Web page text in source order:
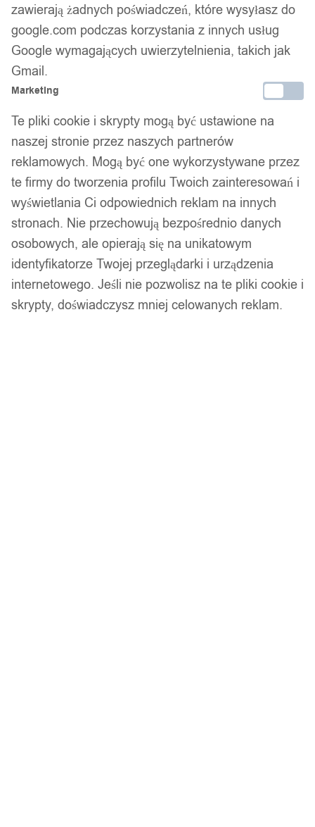
Brak w magazynie
Zamówienia złożone do 14:00 w dni robocze wysyłamy tego
samego dnia.
Bezpieczne płatności
14 dni na zwrot
Gwarancja producenta
zawierają żadnych poświadczeń, które wysyłasz do
google.com podczas korzystania z innych usług
Google wymagających uwierzytelnienia, takich jak
Gmail.
Marketing
Te pliki cookie i skrypty mogą być ustawione na
naszej stronie przez naszych partnerów
reklamowych. Mogą być one wykorzystywane przez
te firmy do tworzenia profilu Twoich zainteresowań i
wyświetlania Ci odpowiednich reklam na innych
stronach. Nie przechowują bezpośrednio danych
osobowych, ale opierają się na unikatowym
identyfikatorze Twojej przeglądarki i urządzenia
internetowego. Jeśli nie pozwolisz na te pliki cookie i
skrypty, doświadczysz mniej celowanych reklam.